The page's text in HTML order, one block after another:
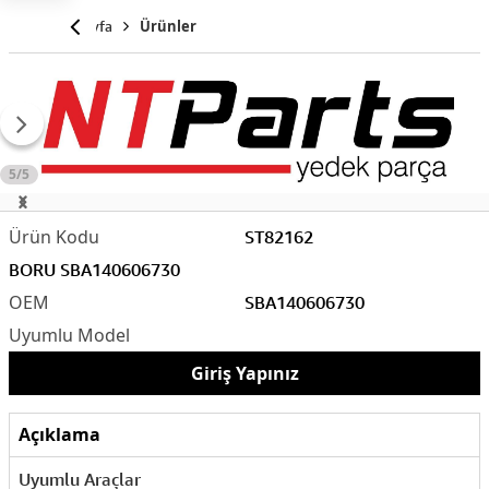
Anasayfa Ürünler
5/5
ST82162
SBA140606730
BORU SBA140606730
Giriş Yapınız
Açıklama
Uyumlu Araçlar